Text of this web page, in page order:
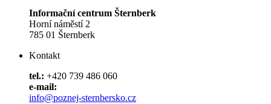
Informační centrum Šternberk
Horní náměstí 2
785 01 Šternberk
Kontakt
tel.: +420 739 486 060
e-mail:
info@poznej-sternbersko.cz